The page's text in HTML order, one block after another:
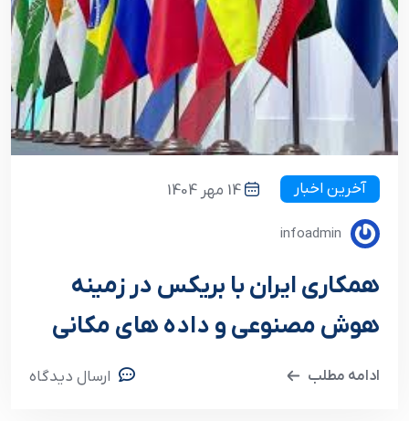
آخرین اخبار 14 مهر 1404
infoadmin
همکاری ایران با بریکس در زمینه
هوش مصنوعی و داده های مکانی
ادامه مطلب ارسال دیدگاه